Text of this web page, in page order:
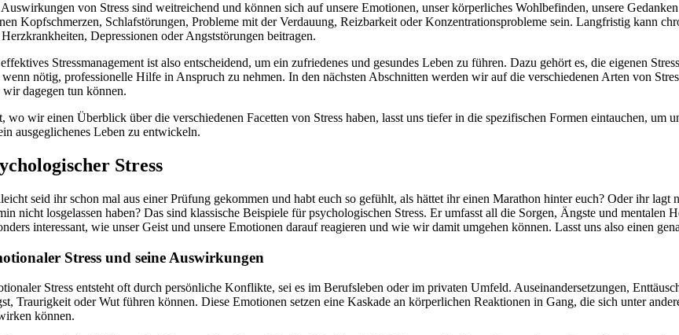
von Stress sind weitreichend und können sich auf unsere Emotionen, unser körperliches Wohlbefinden, unsere
Kopfschmerzen, Schlafstörungen, Probleme mit der Verdauung, Reizbarkeit oder Konzentrationsprobleme sein. Langfristig kann
Depressionen oder Angststörungen beitragen.
Stressmanagement ist also entscheidend, um ein zufriedenes und gesundes Leben zu führen. Dazu gehört es, die eigenen
nötig, professionelle Hilfe in Anspruch zu nehmen. In den nächsten Abschnitten werden wir auf die verschiedenen Arten von
wir dagegen tun können.
wo wir einen Überblick über die verschiedenen Facetten von Stress haben, lasst uns tiefer in die spezifischen Formen eintauchen, um
ausgeglichenes Leben zu entwickeln.
Stress
seid ihr schon mal aus einer Prüfung gekommen und habt euch so gefühlt, als hättet ihr einen Marathon hinter euch? Oder ihr lagt
nicht losgelassen haben? Das sind klassische Beispiele für psychologischen Stress. Er umfasst all die Sorgen, Ängste und mentalen
interessant, wie unser Geist und unsere Emotionen darauf reagieren und wie wir damit umgehen können. Lasst uns also einen
Stress und seine Auswirkungen
Stress entsteht oft durch persönliche Konflikte, sei es im Berufsleben oder im privaten Umfeld. Auseinandersetzungen,
Traurigkeit oder Wut führen können. Diese Emotionen setzen eine Kaskade an körperlichen Reaktionen in Gang, die sich unter
können.